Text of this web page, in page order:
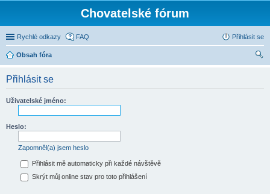
Chovatelské fórum
Rychlé odkazy FAQ Přihlásit se
Obsah fóra
Přihlásit se
Uživatelské jméno:
Heslo:
Zapomněl(a) jsem heslo
Přihlásit mě automaticky při každé návštěvě
Skrýt můj online stav pro toto přihlášení